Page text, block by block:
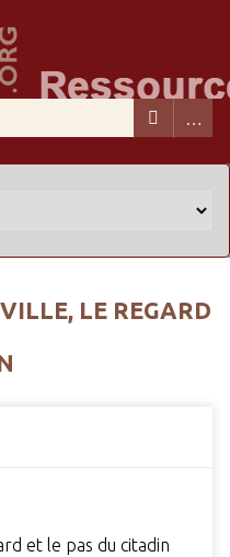
LE REGARD
et le pas du citadin